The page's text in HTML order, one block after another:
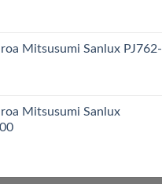
Mitsusumi Sanlux PJ762-
Mitsusumi Sanlux